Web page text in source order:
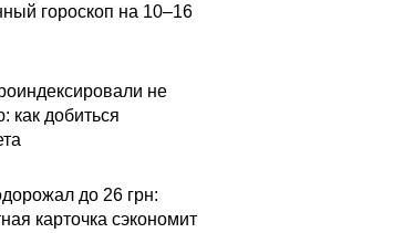
гороскоп на 10–16
не
как добиться
до 26 грн:
карточка сэкономит